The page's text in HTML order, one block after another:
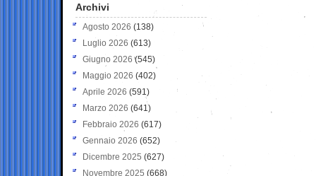
Archivi
Agosto 2026 (138)
Luglio 2026 (613)
Giugno 2026 (545)
Maggio 2026 (402)
Aprile 2026 (591)
Marzo 2026 (641)
Febbraio 2026 (617)
Gennaio 2026 (652)
Dicembre 2025 (627)
Novembre 2025 (668)